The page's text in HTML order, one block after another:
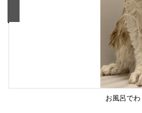
お風呂で